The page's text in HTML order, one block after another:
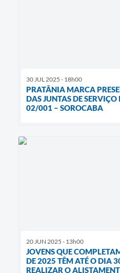
30 JUL 2025 - 18h00
PRATÂNIA MARCA
DAS JUNTAS DE
02/001 – SOROCABA
20 JUN 2025 - 13h00
JOVENS QUE
DE 2025 TÊM ATÉ O DIA
REALIZAR O